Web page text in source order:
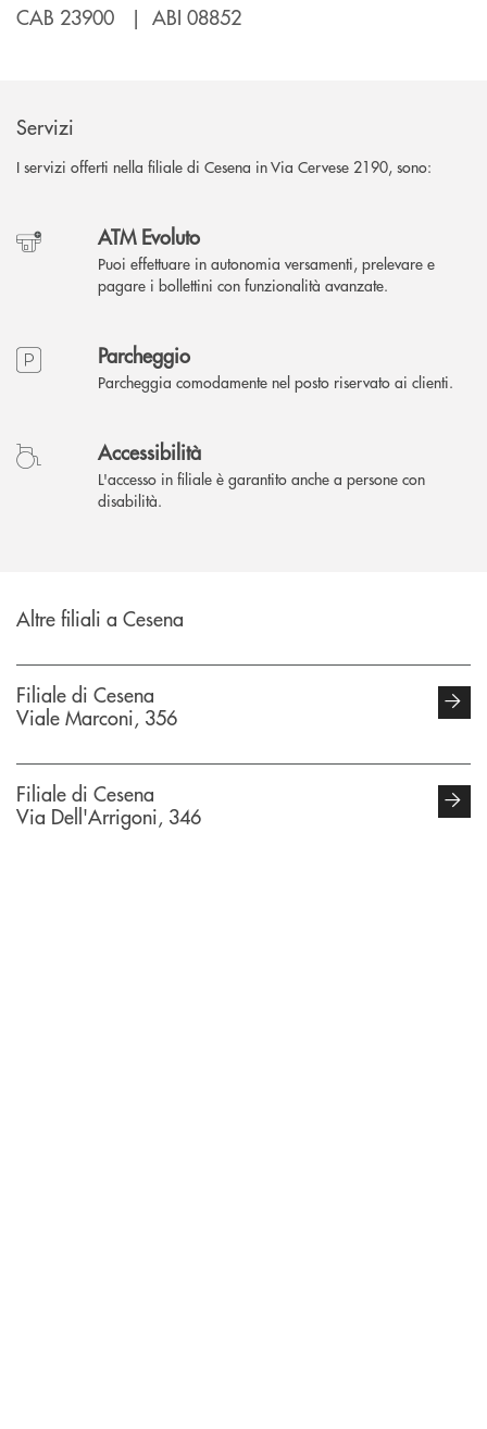
CAB 23900 | ABI 08852
Servizi
I servizi offerti nella filiale di Cesena in Via Cervese 2190, sono:
ATM Evoluto
Puoi effettuare in autonomia versamenti, prelevare e
pagare i bollettini con funzionalità avanzate.
Parcheggio
Parcheggia comodamente nel posto riservato ai clienti.
Accessibilità
L'accesso in filiale è garantito anche a persone con
disabilità.
Altre filiali a Cesena
Filiale di Cesena
Viale Marconi, 356
Filiale di Cesena
Via Dell'Arrigoni, 346